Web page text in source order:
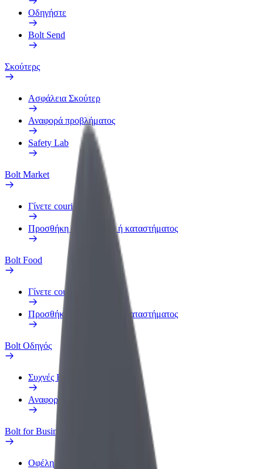
Οδηγήστε
Bolt Send
Σκούτερς
Ασφάλεια Σκούτερ
Αναφορά προβλήματος
Safety Lab
Bolt Market
Γίνετε courier
Προσθήκη εστιατορίου ή καταστήματος
Bolt Food
Γίνετε courier
Προσθήκη εστιατορίου ή καταστήματος
Bolt Οδηγός
Συχνές Ερωτήσεις
Αναφορά οχήματος
Bolt for Business
Οφέλη